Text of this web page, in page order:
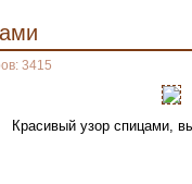
3415
Красивый узор спицами,